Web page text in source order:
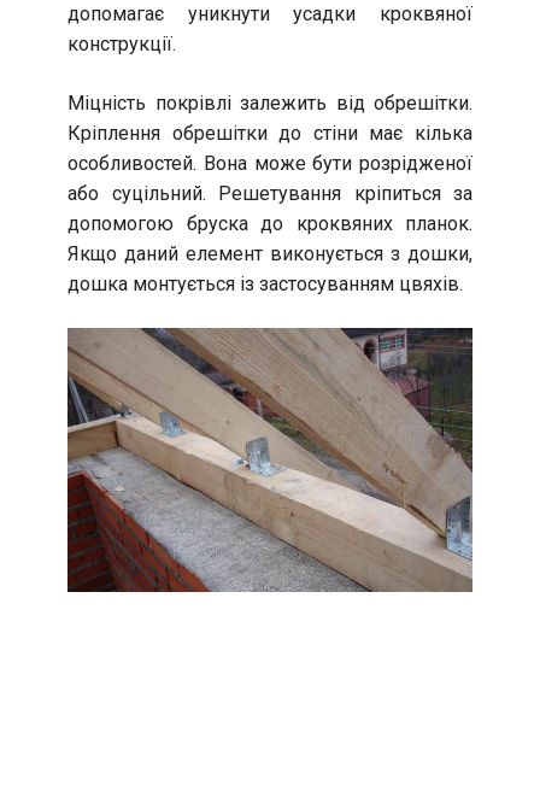
допомагає уникнути усадки кроквяної
конструкції.
Міцність покрівлі залежить від обрешітки.
Кріплення обрешітки до стіни має кілька
особливостей. Вона може бути розрідженої
або суцільний. Решетування кріпиться за
допомогою бруска до кроквяних планок.
Якщо даний елемент виконується з дошки,
дошка монтується із застосуванням цвяхів.